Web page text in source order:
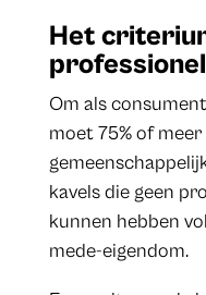
Het
Om als
moet 75% of
kavels die geen
kunnen hebben
mede-eigendom.